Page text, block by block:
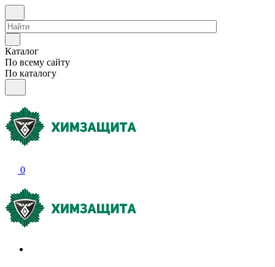
Каталог
По всему сайту
По каталогу
0